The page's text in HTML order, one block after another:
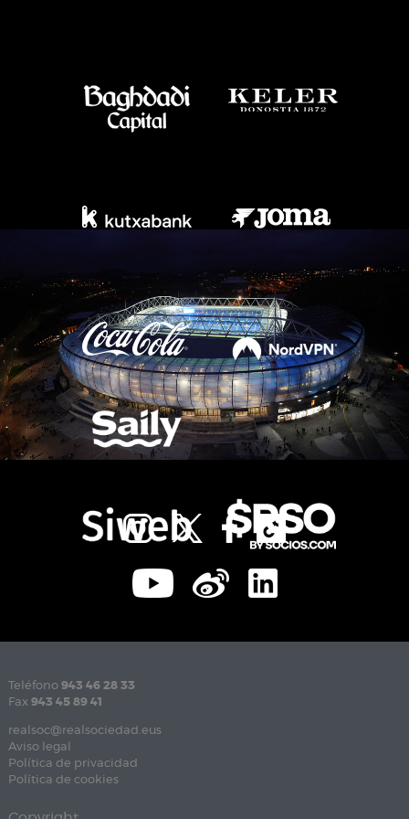
Teléfono 943 46 28 33
Fax 943 45 89 41
realsoc@realsociedad.eus
Aviso legal
Política de privacidad
Política de cookies